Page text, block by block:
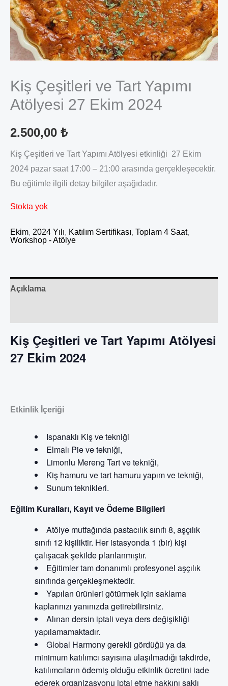
Kiş Çeşitleri ve Tart Yapımı
Atölyesi 27 Ekim 2024
2.500,00 ₺
Kiş Çeşitleri ve Tart Yapımı Atölyesi etkinliği 27 Ekim
2024 pazar saat 17:00 – 21:00 arasında gerçekleşecektir.
Bu eğitimle ilgili detay bilgiler aşağıdadır.
Stokta yok
Ekim, 2024 Yılı, Katılım Sertifikası, Toplam 4 Saat,
Workshop - Atölye
Açıklama
Kiş Çeşitleri ve Tart Yapımı Atölyesi
27 Ekim 2024
Etkinlik İçeriği
Ispanaklı Kiş ve tekniği
Elmalı Pie ve tekniği,
Limonlu Mereng Tart ve tekniği,
Kiş hamuru ve tart hamuru yapım ve tekniği,
Sunum teknikleri.
Eğitim Kuralları, Kayıt ve Ödeme Bilgileri
Atölye mutfağında pastacılık sınıfı 8, aşçılık
sınıfı 12 kişiliktir. Her istasyonda 1 (bir) kişi
çalışacak şekilde planlanmıştır.
Eğitimler tam donanımlı profesyonel aşçılık
sınıfında gerçekleşmektedir.
Yapılan ürünleri götürmek için saklama
kaplarınızı yanınızda getirebilirsiniz.
Alınan dersin iptali veya ders değişikliği
yapılamamaktadır.
Global Harmony gerekli gördüğü ya da
minimum katılımcı sayısına ulaşılmadığı takdirde,
katılımcıların ödemiş olduğu etkinlik ücretini iade
ederek organizasyonu iptal etme hakkını saklı